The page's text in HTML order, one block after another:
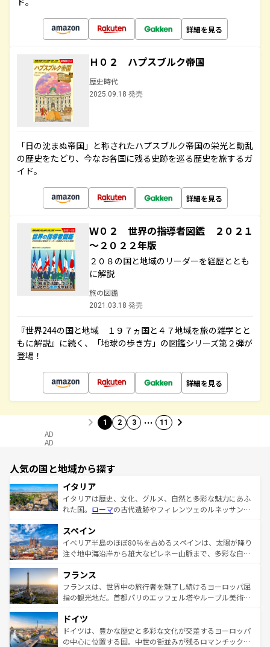
詳細を見る
Ｈ０２ ハプスブルク帝国
歴史時代
2025.09.18 発売
「日の沈まぬ帝国」と称されたハプスブルク帝国の栄光と動乱
の歴史をたどり、今なお各国に残る史跡を巡る歴史を旅するガ
イド。
詳細を見る
Ｗ０２ 世界の指導者図鑑 ２０２１
～２０２２年版
２０８の国と地域のリーダーを経歴ととも
に解説
旅の図鑑
2021.03.18 発売
『世界244の国と地域 １９７ヵ国と４７地域を旅の雑学とと
もに解説』に続く、「地球の歩き方」の図鑑シリーズ第２弾が
登場！
詳細を見る
1 2 3 … 11
AD
AD
人気の国と地域から探す
イタリア
イタリアは歴史、文化、グルメ、自然と多彩な魅力にあふ
れた国。 ローマの古代遺跡やフィレンツェのルネッサンス
ろん、トスカーナの美しい田園風景やアマルフィ海岸の絶
景など、自然景観も見逃せない。観光の合間には、本場の
ピザやパスタなど、絶品のイタリア料理を堪能することも
ませてくれるイタリアで、忘れられない旅をしてみよう！
なお、新着のイタリア情報はコンテンツ一覧 を参照してほ
しい。
スペイン
イベリア半島のほぼ80％を占めるスペインは、太陽が降り
注ぐ地中海沿岸から雄大なピレネー山脈まで、多彩な自然
文化が根付くこの国では、情熱的なフラメンコ、熱気あふ
れる闘牛、そして美味しいタパスが生活の一部となってい
る。首都マドリードの洗練された雰囲気や、バルセロナの
の城塞都市、穏やかなビーチリゾートまで多彩な表情を見
せる。地方によって風土や気候が異なるスペインはその個
性で訪れる人を魅了する。 なお、新着のスペイン情報はコ
フランス
フランスは、世界中の旅行者を魅了し続けるヨーロッパ屈
指の観光地だ。首都パリのエッフェル塔やルーブル美術館
で、幅広い魅力が詰まっている。華麗な宮殿、歴史的な大
聖堂、美しいビーチ、そして豊かな自然が、訪れる者を心
から魅了する。また、フランスは美食の国としても知ら
ドイツ
ドイツは、豊かな歴史と多彩な文化が交差するヨーロッパ
の中心に位置する国。中世の街並みが残るロマンチック街